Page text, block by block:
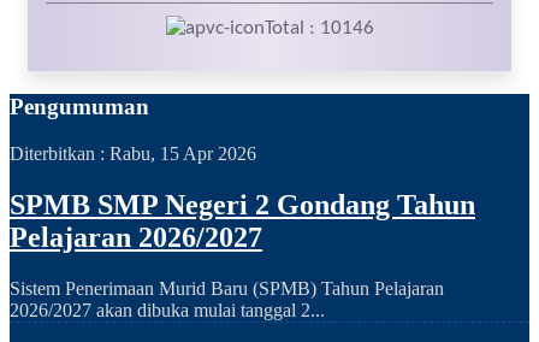
Total : 10146
Pengumuman
Diterbitkan : Rabu, 15 Apr 2026
SPMB SMP Negeri 2 Gondang Tahun
Pelajaran 2026/2027
Sistem Penerimaan Murid Baru (SPMB) Tahun Pelajaran
2026/2027 akan dibuka mulai tanggal 2...